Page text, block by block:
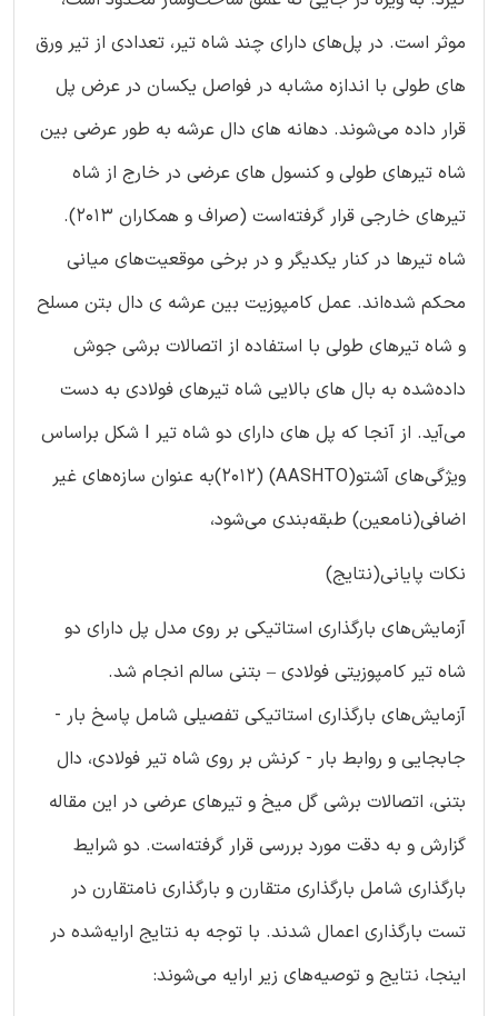
موثر است. در پل‌های دارای چند شاه تیر، تعدادی از تیر ورق
های طولی با اندازه مشابه در فواصل یکسان در عرض پل
قرار داده می‌شوند. دهانه های دال عرشه به طور عرضی بین
شاه تیرهای طولی و کنسول های عرضی در خارج از شاه
تیرهای خارجی قرار گرفته‌است (‏صراف و همکاران ۲۰۱۳)‏.
شاه تیرها در کنار یکدیگر و در برخی موقعیت‌های میانی
محکم شده‌اند. عمل کامپوزیت بین عرشه ی دال بتن مسلح
و شاه تیرهای طولی با استفاده از اتصالات برشی جوش
داده‌شده به بال های بالایی شاه تیرهای فولادی به دست
می‌آید. از آنجا که پل های دارای دو شاه تیر I شکل براساس
ویژگی‌های آشتو(AASHTO) (‏۲۰۱۲)‏به عنوان سازه‌های غیر
اضافی(نامعین) طبقه‌بندی می‌شود،
نکات پایانی(نتایج)
آزمایش‌های بارگذاری استاتیکی بر روی مدل پل دارای دو
شاه تیر کامپوزیتی فولادی – بتنی سالم انجام شد.
آزمایش‌های بارگذاری استاتیکی تفصیلی شامل پاسخ بار -
جابجایی و روابط بار - کرنش بر روی شاه تیر فولادی، دال
بتنی، اتصالات برشی گل میخ و تیرهای عرضی در این مقاله
گزارش و به دقت مورد بررسی قرار گرفته‌است. دو شرایط
بارگذاری شامل بارگذاری متقارن و بارگذاری نامتقارن در
تست بارگذاری اعمال شدند. با توجه به نتایج ارایه‌شده در
اینجا، نتایج و توصیه‌های زیر ارایه می‌شوند: